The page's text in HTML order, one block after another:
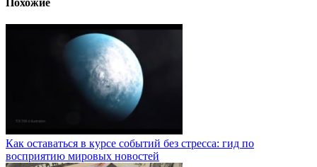
Как оставаться в курсе событий без стресса: гид по
восприятию мировых новостей